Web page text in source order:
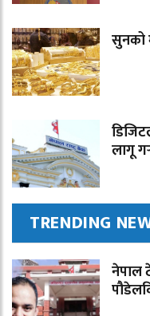
सुनको
लागू
TRENDING
नेपाल